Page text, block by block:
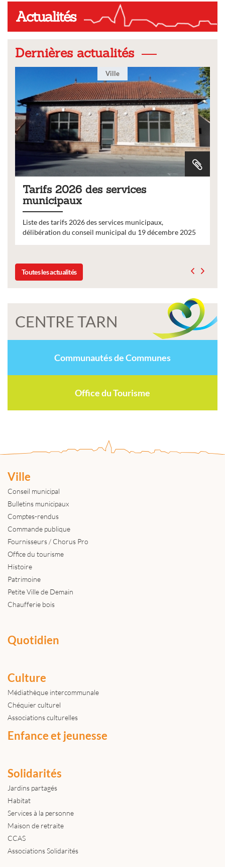
Actualités
Dernières actualités
Ville
Tarifs 2026 des services
municipaux
Liste des tarifs 2026 des services municipaux,
délibération du conseil municipal du 19 décembre 2025
Toutes les actualités
CENTRE TARN
Communautés de Communes
Office du Tourisme
Ville
Conseil municipal
Bulletins municipaux
Comptes-rendus
Commande publique
Fournisseurs / Chorus Pro
Office du tourisme
Histoire
Patrimoine
Petite Ville de Demain
Chaufferie bois
Quotidien
Culture
Médiathèque intercommunale
Chéquier culturel
Associations culturelles
Enfance et jeunesse
Solidarités
Jardins partagés
Habitat
Services à la personne
Maison de retraite
CCAS
Associations Solidarités